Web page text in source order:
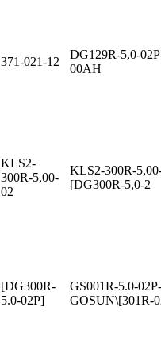
371-021-12
DG129R-5,0-
00AH
KLS2-
300R-5,00-
02
KLS2-300R-
[DG300R-5,0-2
[DG300R-
5.0-02P]
GS001R-5.0-
GOSUN\[301R-